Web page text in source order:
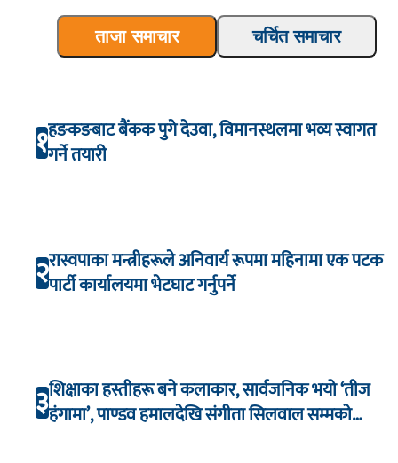
ताजा समाचार चर्चित समाचार
१हङकङबाट बैंकक पुगे देउवा, विमानस्थलमा भव्य स्वागत
गर्ने तयारी
२रास्वपाका मन्त्रीहरूले अनिवार्य रूपमा महिनामा एक पटक
पार्टी कार्यालयमा भेटघाट गर्नुपर्ने
३शिक्षाका हस्तीहरू बने कलाकार, सार्वजनिक भयो ‘तीज
हंगामा’, पाण्डव हमालदेखि संगीता सिलवाल सम्मको